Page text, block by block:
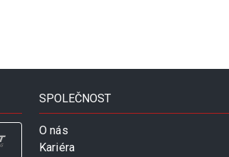
SPOLEČNOST
O nás
Kariéra